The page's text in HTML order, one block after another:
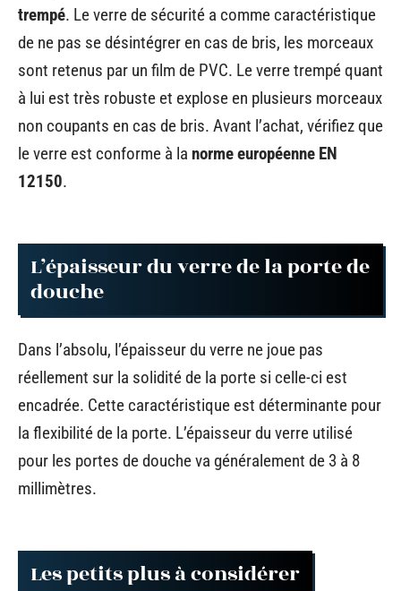
trempé. Le verre de sécurité a comme caractéristique
de ne pas se désintégrer en cas de bris, les morceaux
sont retenus par un film de PVC. Le verre trempé quant
à lui est très robuste et explose en plusieurs morceaux
non coupants en cas de bris. Avant l’achat, vérifiez que
le verre est conforme à la norme européenne EN
12150.
L’épaisseur du verre de la porte de
douche
Dans l’absolu, l’épaisseur du verre ne joue pas
réellement sur la solidité de la porte si celle-ci est
encadrée. Cette caractéristique est déterminante pour
la flexibilité de la porte. L’épaisseur du verre utilisé
pour les portes de douche va généralement de 3 à 8
millimètres.
Les petits plus à considérer